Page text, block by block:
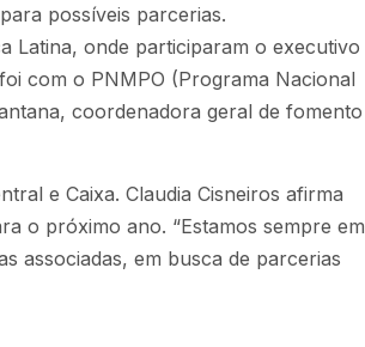
possíveis parcerias.
Latina, onde participaram o executivo
com o PNMPO (Programa Nacional
coordenadora geral de fomento
e Caixa. Claudia Cisneiros afirma
o próximo ano. “Estamos sempre em
associadas, em busca de parcerias